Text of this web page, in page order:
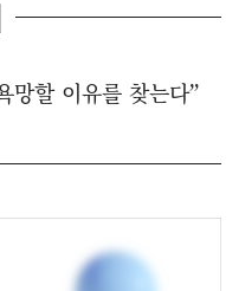
망할 이유를 찾는다”